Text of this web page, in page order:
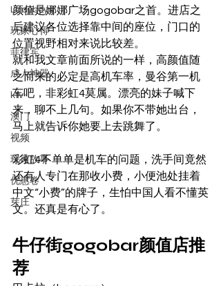
Ladyboys
玩家心得
菲律宾
成人神器
ktv
澳门
视频
玩家故事
优惠卷
芽庄
颜值是娜娜广场gogobar之首。进店之
后建议各位选择靠中间的座位，门口的
位置视野相对来说比较差。
就和我文章前面所说的一样，高颜值随
之而来的必定是高机车率，曼谷第一机
车吧，非彩虹4莫属。漂亮的妹子喊下
来，聊不上几句。如果你不带她出台，
马上就告诉你她要上去跳舞了。
彩虹4不单单是机车的问题，洗手间竟然
还有人专门在那收小费，小便池处挂着
中文“小费”的牌子，生怕中国人看不懂英
文。还真是有心了。
牛仔街gogobar颜值店推
荐